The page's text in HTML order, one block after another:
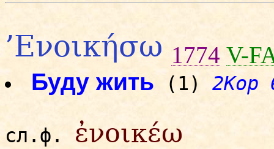
’Ενοικήσω 1774 V-
Буду жить (1) 2Кор
сл.ф. ἐνοικέω